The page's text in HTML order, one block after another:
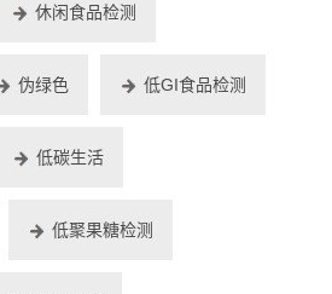
休闲食品检测
伪绿色 低GI食品检测
低碳生活
低聚果糖检测